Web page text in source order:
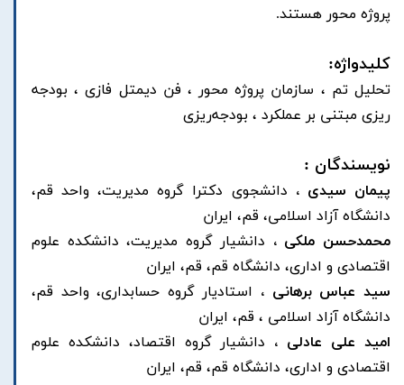
پروژه محور هستند.
کلیدواژه:
تحلیل تم ، سازمان پروژه محور ، فن دیمتل فازی ، بودجه
ریزی مبتنی بر عملکرد ، بودجه‌ریزی
نویسندگان :
پیمان سیدی ، دانشجوی دکترا گروه مدیریت، واحد قم،
دانشگاه آزاد اسلامی، قم، ایران
محمدحسن ملکی ، دانشیار گروه مدیریت، دانشکده علوم
اقتصادی و اداری، دانشگاه قم، قم، ایران
سید عباس برهانی ، استادیار گروه حسابداری، واحد قم،
دانشگاه آزاد اسلامی ، قم، ایران
امید علی عادلی ، دانشیار گروه اقتصاد، دانشکده علوم
اقتصادی و اداری، دانشگاه قم، قم، ایران